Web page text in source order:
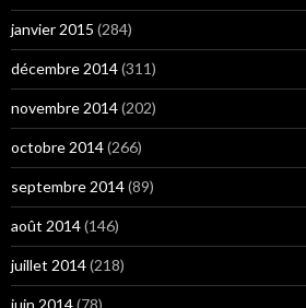
janvier 2015 (284)
décembre 2014(311)
novembre 2014(202)
octobre 2014(266)
septembre 2014(89)
août 2014(146)
juillet 2014(218)
juin 2014(78)